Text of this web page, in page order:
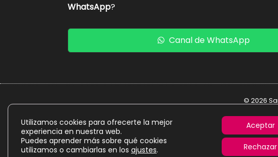
WhatsApp?
Canal de WhatsApp
© 2026
La presente web es un proyecto personal de carácter
Aviso
Utilizamos cookies para ofrecerte la mejor
experiencia en nuestra web.
Puedes aprender más sobre qué cookies
utilizamos o cambiarlas en los ajustes.
Aceptar
Rechazar